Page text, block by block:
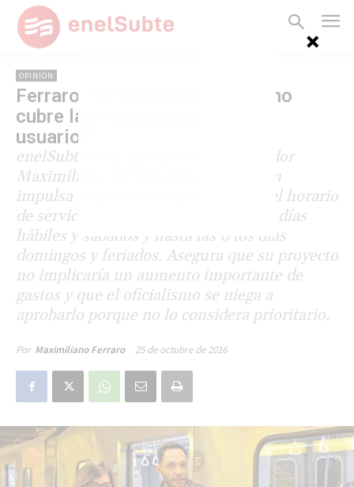
OPINIÓN
Ferraro: “El horario del Subte no
cubre las necesidades de los
usuarios”
enelSubte.com dialogó con el legislador
Maximiliano Ferraro (CC-ARI), quien
impulsa una iniciativa para ampliar el horario
de servicio del Subte hasta la 1:30 en días
hábiles y sábados y hasta las 0 los días
domingos y feriados. Asegura que su proyecto
no implicaría un aumento importante de
gastos y que el oficialismo se niega a
aprobarlo porque no lo considera prioritario.
Por Maximiliano Ferraro 25 de octubre de 2016